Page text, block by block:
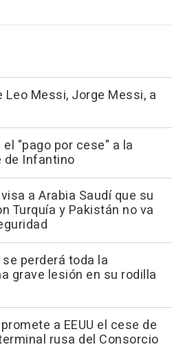
Leo Messi, Jorge Messi, a
el "pago por cese" a la
de Infantino
a Arabia Saudí que su
Turquía y Pakistán no va
perderá toda la
grave lesión en su rodilla
a EEUU el cese de
rusa del Consorcio